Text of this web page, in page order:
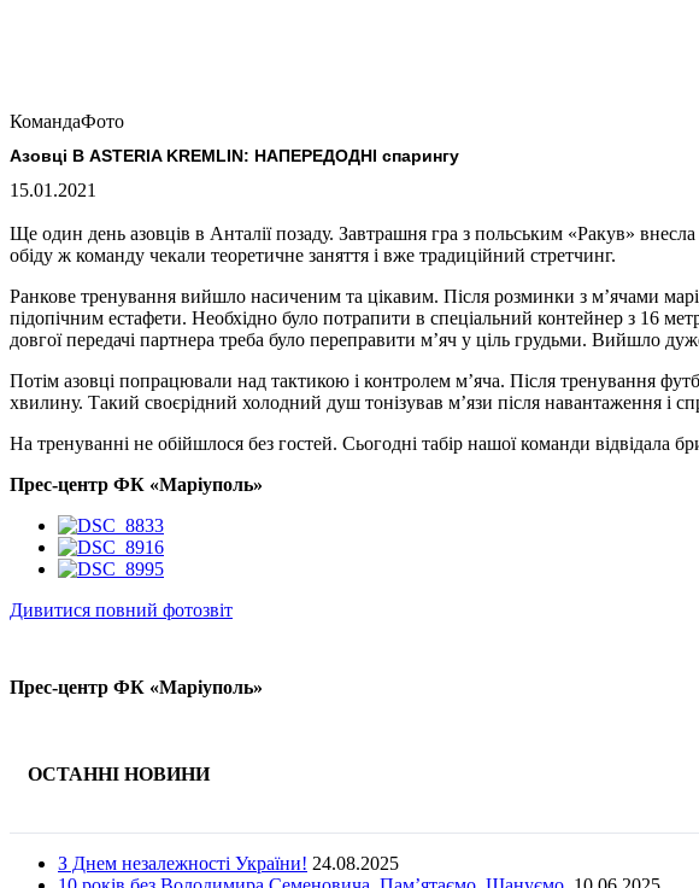
КомандаФото
Азовці В ASTERIA KREMLIN: НАПЕРЕДОДНІ спарингу
15.01.2021
Ще один день азовців в Анталії позаду. Завтрашня гра з польським «Ракув»
обіду ж команду чекали теоретичне заняття і вже традиційний стретчинг.
Ранкове тренування вийшло насиченим та цікавим. Після розминки з м’ячами
підопічним естафети. Необхідно було потрапити в спеціальний контейнер з 16
довгої передачі партнера треба було переправити м’яч у ціль грудьми. Вийшло
Потім азовці попрацювали над тактикою і контролем м’яча. Після тренування
хвилину. Такий своєрідний холодний душ тонізував м’язи після навантаження і
На тренуванні не обійшлося без гостей. Сьогодні табір нашої команди
Прес-центр ФК «Маріуполь»
Дивитися повний фотозвіт
Прес-центр ФК «Маріуполь»
ОСТАННІ НОВИНИ
З Днем незалежності України! 24.08.2025